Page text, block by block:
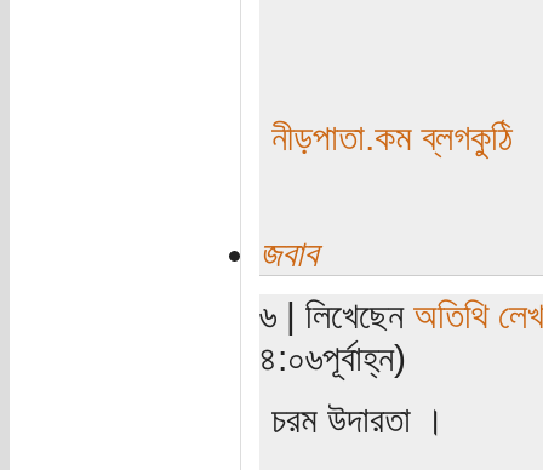
নীড়পাতা.কম ব্লগকুঠি
জবাব
৬ | লিখেছেন অতিথি
৪:০৬পূর্বাহ্ন)
চরম উদারতা ।